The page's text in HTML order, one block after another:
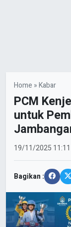
Home »Kabar
PCM
untuk
19/11/2025 11:11
Bagikan :